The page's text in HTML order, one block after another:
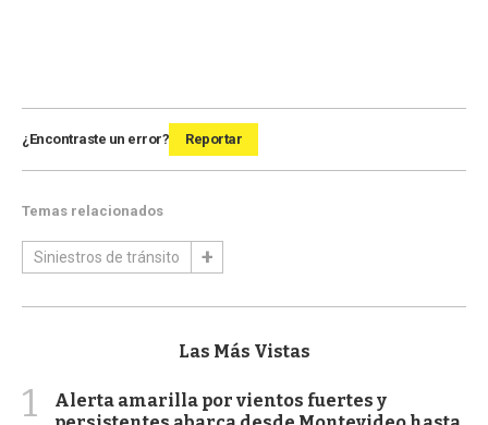
¿Encontraste un error? Reportar
Temas relacionados
Siniestros de tránsito
Las Más Vistas
1
Alerta amarilla por vientos fuertes y